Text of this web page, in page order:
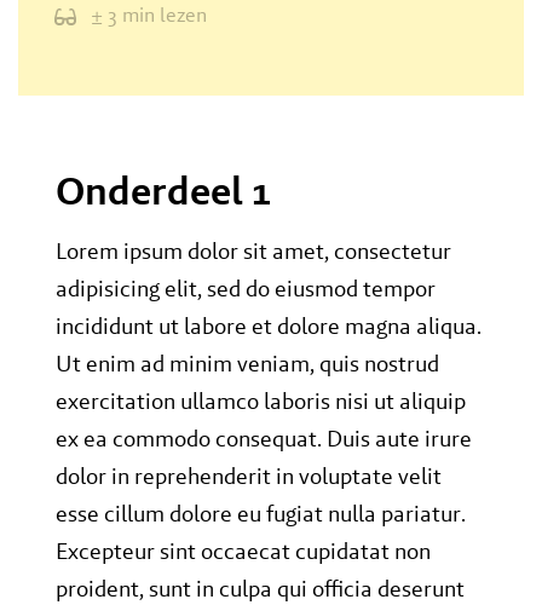
± 3 min lezen
Onderdeel 1
Lorem ipsum dolor sit amet, consectetur
adipisicing elit, sed do eiusmod tempor
incididunt ut labore et dolore magna aliqua.
Ut enim ad minim veniam, quis nostrud
exercitation ullamco laboris nisi ut aliquip
ex ea commodo consequat. Duis aute irure
dolor in reprehenderit in voluptate velit
esse cillum dolore eu fugiat nulla pariatur.
Excepteur sint occaecat cupidatat non
proident, sunt in culpa qui officia deserunt